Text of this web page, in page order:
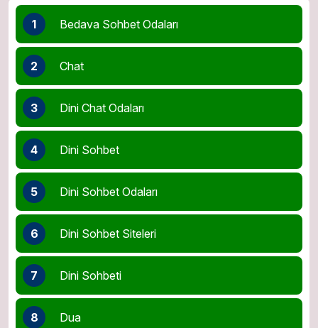
1 Bedava Sohbet Odaları
2 Chat
3 Dini Chat Odaları
4 Dini Sohbet
5 Dini Sohbet Odaları
6 Dini Sohbet Siteleri
7 Dini Sohbeti
8 Dua